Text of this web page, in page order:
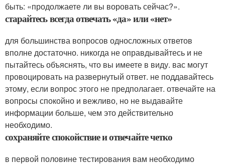
быть: «продолжаете ли вы воровать сейчас?».
старайтесь всегда отвечать «да» или «нет»
для большинства вопросов односложных ответов
вполне достаточно. никогда не оправдывайтесь и не
пытайтесь объяснять, что вы имеете в виду. вас могут
провоцировать на развернутый ответ. не поддавайтесь
этому, если вопрос этого не предполагает. отвечайте на
вопросы спокойно и вежливо, но не выдавайте
информации больше, чем это действительно
необходимо.
сохраняйте спокойствие и отвечайте четко
в первой половине тестирования вам необходимо